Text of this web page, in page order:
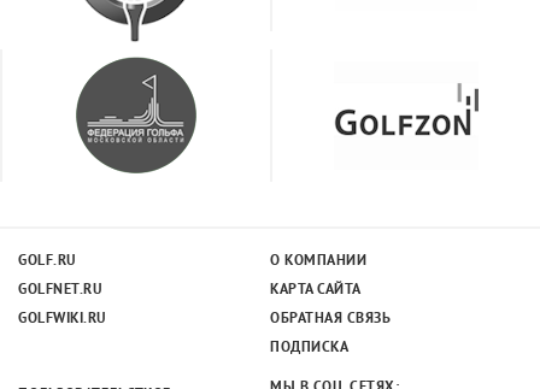
GOLF.RU
GOLFNET.RU
GOLFWIKI.RU
О КОМПАНИИ
КАРТА САЙТА
ОБРАТНАЯ СВЯЗЬ
ПОДПИСКА